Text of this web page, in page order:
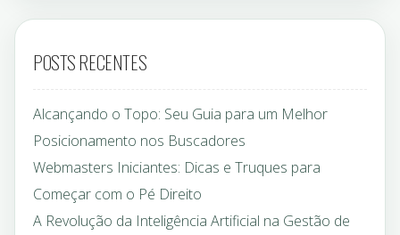
POSTS RECENTES
Alcançando o Topo: Seu Guia para um Melhor
Posicionamento nos Buscadores
Webmasters Iniciantes: Dicas e Truques para
Começar com o Pé Direito
A Revolução da Inteligência Artificial na Gestão de